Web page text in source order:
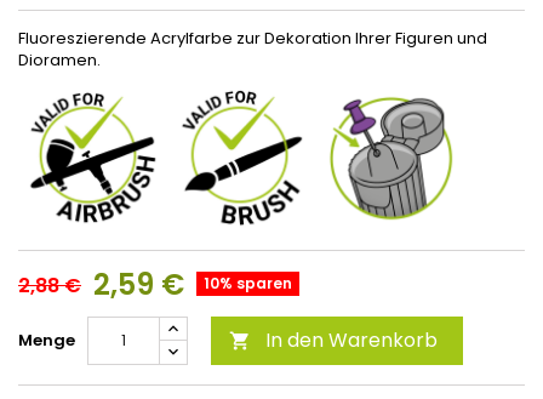
Fluoreszierende Acrylfarbe zur Dekoration Ihrer Figuren und
Dioramen.
2,88 € 2,59 € 10% sparen
Menge  In den Warenkorb